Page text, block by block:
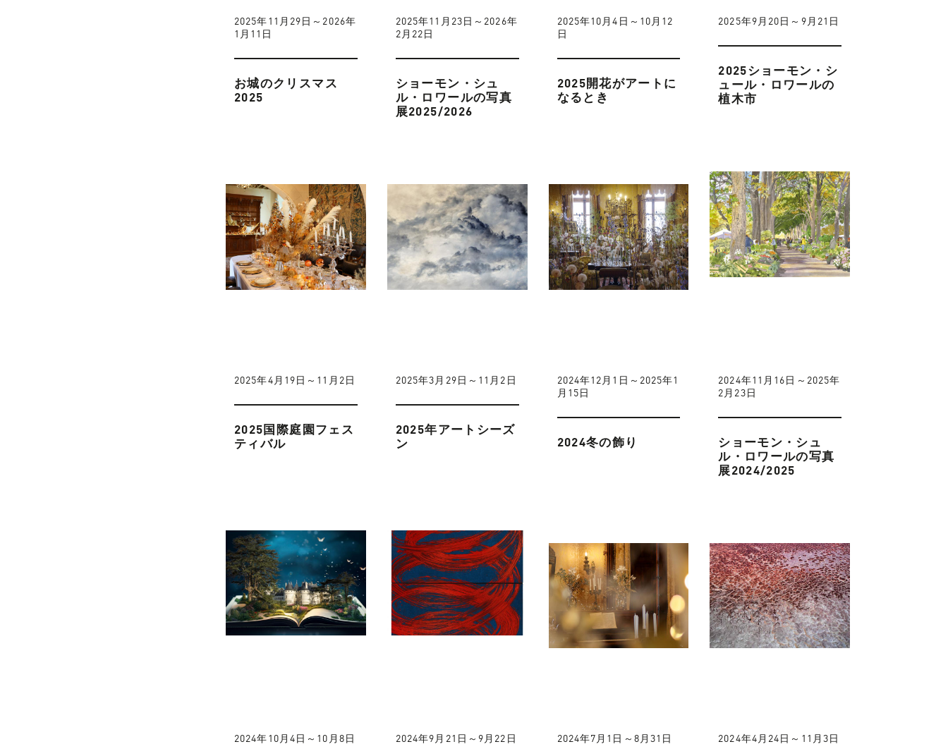
2025年11月29日～2026年
1月11日
お城のクリスマス
2025
2025年11月23日～2026年
2月22日
ショーモン・シュ
ル・ロワールの写真
展2025/2026
2025年10月4日～10月12
日
2025開花がアートに
なるとき
2025年9月20日～9月21日
2025ショーモン・シ
ュール・ロワールの
植木市
2025年4月19日～11月2日
2025国際庭園フェス
ティバル
2025年3月29日～11月2日
2025年アートシーズ
ン
2024年12月1日～2025年1
月15日
2024冬の飾り
2024年11月16日～2025年
2月23日
ショーモン・シュ
ル・ロワールの写真
展2024/2025
2024年10月4日～10月8日 2024年9月21日～9月22日 2024年7月1日～8月31日 2024年4月24日～11月3日